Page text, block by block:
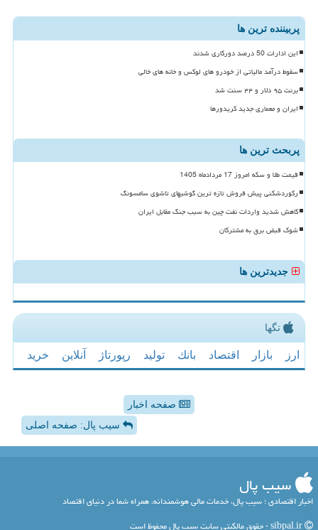
پربیننده ترین ها
این ادارات 50 درصد دورکاری شدند
سقوط درآمد مالیاتی از خودرو های لوکس و خانه های خالی
برنت ۹۵ دلار و ۴۴ سنت شد
ایران و معماری جدید کریدورها
پربحث ترین ها
قیمت طلا و سکه امروز 17 مردادماه 1405
رکوردشکنی پیش فروش تازه ترین گوشیهای تاشوی سامسونگ
کاهش شدید واردات نفت چین به سبب جنگ مقابل ایران
شوک قبض برق به مشترکان
جدیدترین ها
تگها
ارز بازار اقتصاد بانك تولید رپورتاژ آنلاین خرید
صفحه اخبار
سیب پال: صفحه اصلی
سیب پال
اخبار اقتصادی ؛ سیب پال، خدمات مالی هوشمندانه، همراه شما در دنیای اقتصاد